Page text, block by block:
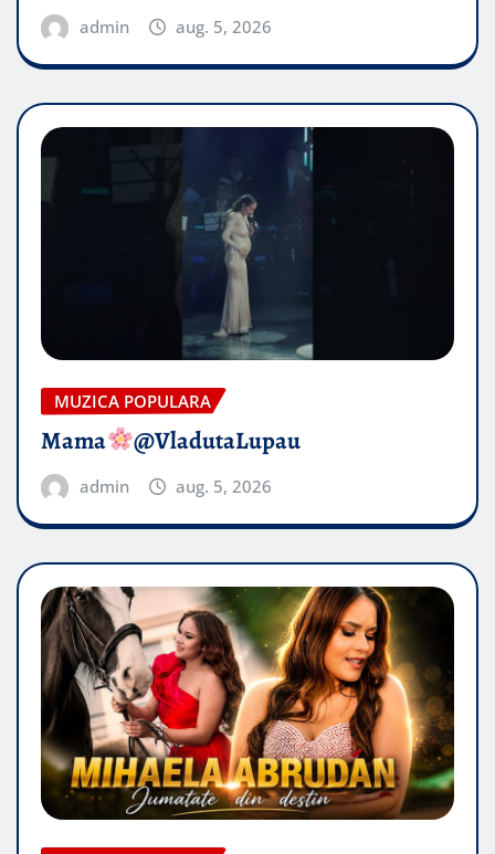
admin aug. 5, 2026
MUZICA POPULARA
Mama @VladutaLupau
admin aug. 5, 2026